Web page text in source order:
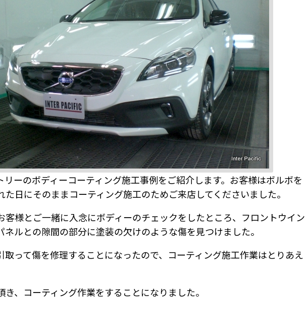
リーのボディーコーティング施工事例をご紹介します。お客様はボルボを
日にそのままコーティング施工のためご来店してくださいました。
客様とご一緒に入念にボディーのチェックをしたところ、フロントウイン
ネルとの隙間の部分に塗装の欠けのような傷を見つけました。
取って傷を修理することになったので、コーティング施工作業はとりあえ
、コーティング作業をすることになりました。